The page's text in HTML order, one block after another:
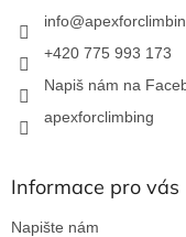
info@
+420 775 993 173
Napiš nám na
apexforclimbing
Informace pro vás
Napište nám